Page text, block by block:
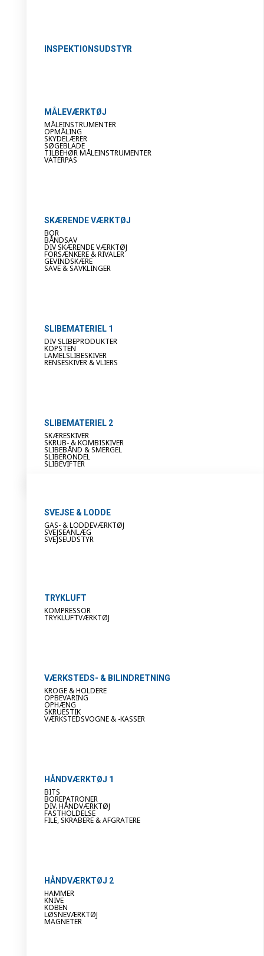
INSPEKTIONSUDSTYR
MÅLEVÆRKTØJ
MÅLEINSTRUMENTER
OPMÅLING
SKYDELÆRER
SØGEBLADE
TILBEHØR MÅLEINSTRUMENTER
VATERPAS
SKÆRENDE VÆRKTØJ
BOR
BÅNDSAV
DIV SKÆRENDE VÆRKTØJ
FORSÆNKERE & RIVALER
GEVINDSKÆRE
SAVE & SAVKLINGER
SLIBEMATERIEL 1
DIV SLIBEPRODUKTER
KOPSTEN
LAMELSLIBESKIVER
RENSESKIVER & VLIERS
SLIBEMATERIEL 2
SKÆRESKIVER
SKRUB- & KOMBISKIVER
SLIBEBÅND & SMERGEL
SLIBERONDEL
SLIBEVIFTER
SVEJSE & LODDE
GAS- & LODDEVÆRKTØJ
SVEJSEANLÆG
SVEJSEUDSTYR
TRYKLUFT
KOMPRESSOR
TRYKLUFTVÆRKTØJ
VÆRKSTEDS- & BILINDRETNING
KROGE & HOLDERE
OPBEVARING
OPHÆNG
SKRUESTIK
VÆRKSTEDSVOGNE & -KASSER
HÅNDVÆRKTØJ 1
BITS
BOREPATRONER
DIV. HÅNDVÆRKTØJ
FASTHOLDELSE
FILE, SKRABERE & AFGRATERE
HÅNDVÆRKTØJ 2
HAMMER
KNIVE
KOBEN
LØSNEVÆRKTØJ
MAGNETER